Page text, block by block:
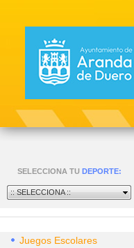
SELECCIONA TU DEPORTE:
:: SELECCIONA ::
Juegos Escolares